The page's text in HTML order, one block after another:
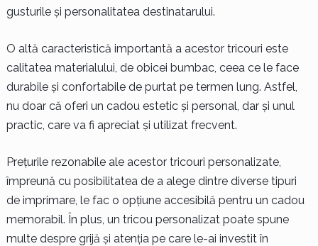
gusturile și personalitatea destinatarului.
O altă caracteristică importantă a acestor tricouri este
calitatea materialului, de obicei bumbac, ceea ce le face
durabile și confortabile de purtat pe termen lung. Astfel,
nu doar că oferi un cadou estetic și personal, dar și unul
practic, care va fi apreciat și utilizat frecvent.
Prețurile rezonabile ale acestor tricouri personalizate,
împreună cu posibilitatea de a alege dintre diverse tipuri
de imprimare, le fac o opțiune accesibilă pentru un cadou
memorabil. În plus, un tricou personalizat poate spune
multe despre grijă și atenția pe care le-ai investit în